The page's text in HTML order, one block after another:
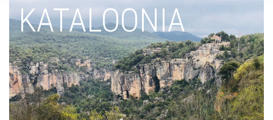
KATALOONIA